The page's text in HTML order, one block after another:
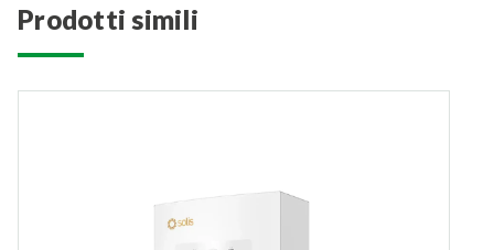
prodotti simili